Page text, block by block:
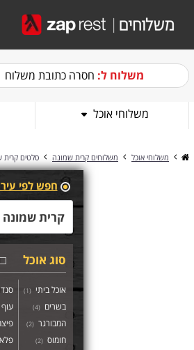
משלוח ל: חסרה כתובת משלוח
משלוחי אוכל
משלוחי אוכל משלוחים קרית שמונה סלטים קרית
חפש לפי עיר
סוג אוכל
אוכל ביתי (
1
)
בשרים (
4
)
המבורגר (
2
)
חומוס (
2
)
עוף